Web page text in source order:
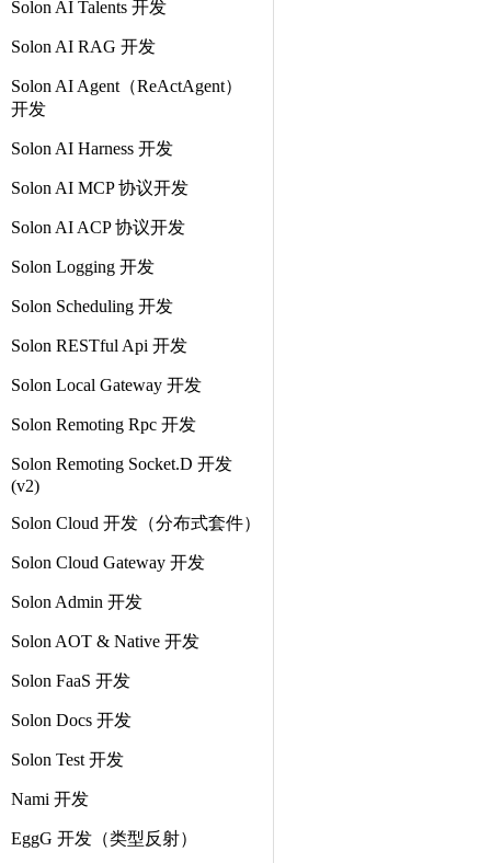
Solon AI Talents 开发
Solon AI RAG 开发
Solon AI Agent（ReActAgent）
开发
Solon AI Harness 开发
Solon AI MCP 协议开发
Solon AI ACP 协议开发
Solon Logging 开发
Solon Scheduling 开发
Solon RESTful Api 开发
Solon Local Gateway 开发
Solon Remoting Rpc 开发
Solon Remoting Socket.D 开发
(v2)
Solon Cloud 开发（分布式套件）
Solon Cloud Gateway 开发
Solon Admin 开发
Solon AOT & Native 开发
Solon FaaS 开发
Solon Docs 开发
Solon Test 开发
Nami 开发
EggG 开发（类型反射）